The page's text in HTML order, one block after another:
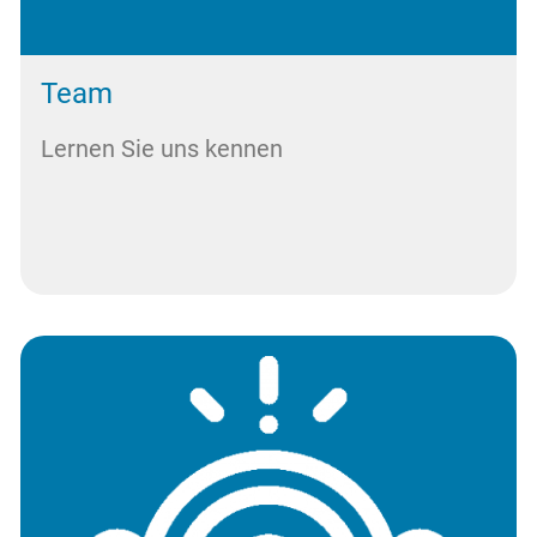
Team
Lernen Sie uns kennen